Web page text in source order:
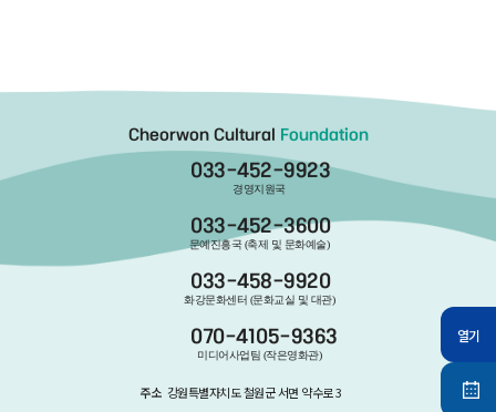
열기
Cheorwon Cultural Foundation
주소 강원특별자치도 철원군 서면 약수로 3
033-452-9923
경영지원국
033-452-3600
문예진흥국 (축제 및 문화예술)
033-458-9920
화강문화센터 (문화교실 및 대관)
070-4105-9363
미디어사업팀 (작은영화관)